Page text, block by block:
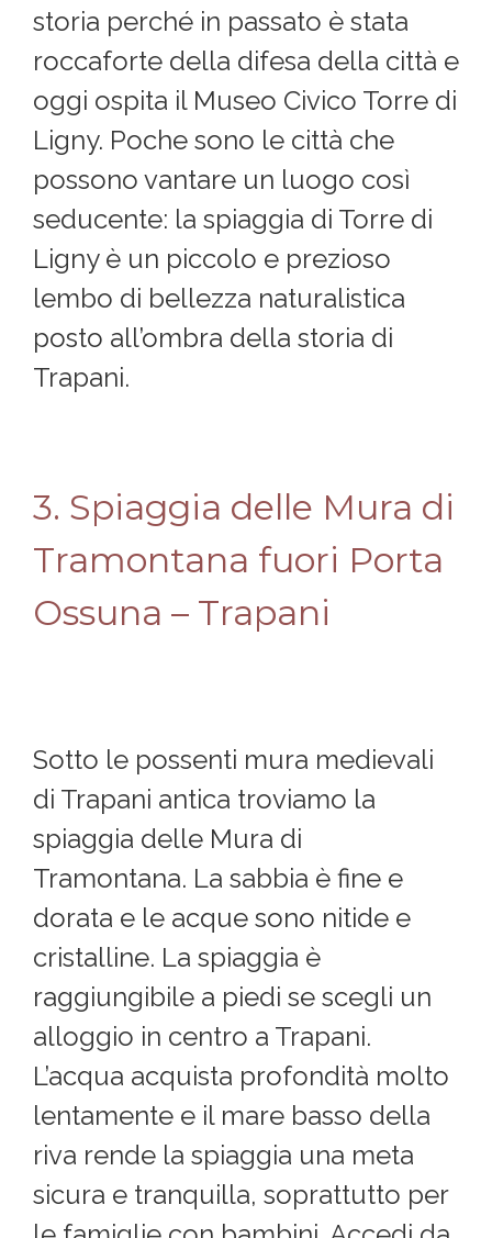
storia perché in passato è stata
roccaforte della difesa della città e
oggi ospita il Museo Civico Torre di
Ligny. Poche sono le città che
possono vantare un luogo così
seducente: la spiaggia di Torre di
Ligny è un piccolo e prezioso
lembo di bellezza naturalistica
posto all’ombra della storia di
Trapani.
3. Spiaggia delle Mura di
Tramontana fuori Porta
Ossuna – Trapani
Sotto le possenti mura medievali
di Trapani antica troviamo la
spiaggia delle Mura di
Tramontana. La sabbia è fine e
dorata e le acque sono nitide e
cristalline. La spiaggia è
raggiungibile a piedi se scegli un
alloggio in centro a Trapani.
L’acqua acquista profondità molto
lentamente e il mare basso della
riva rende la spiaggia una meta
sicura e tranquilla, soprattutto per